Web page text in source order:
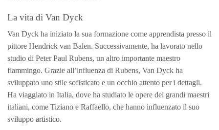
La vita di Van Dyck
Van Dyck ha iniziato la sua formazione come apprendista presso il
pittore Hendrick van Balen. Successivamente, ha lavorato nello
studio di Peter Paul Rubens, un altro importante maestro
fiammingo. Grazie all’influenza di Rubens, Van Dyck ha
sviluppato uno stile sofisticato e un occhio attento per i dettagli.
Ha viaggiato in Italia, dove ha studiato le opere dei grandi maestri
italiani, come Tiziano e Raffaello, che hanno influenzato il suo
sviluppo artistico.